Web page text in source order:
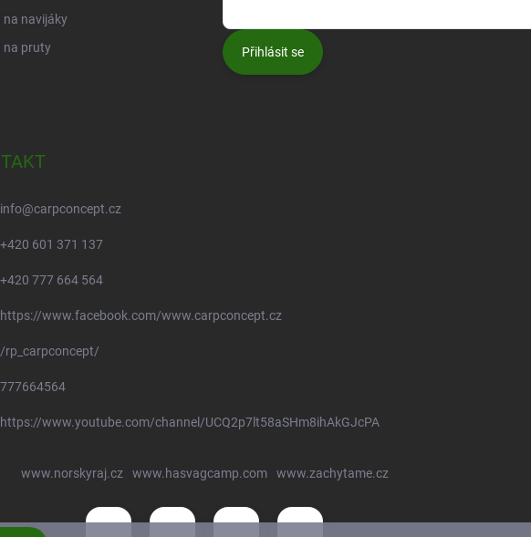
na navijáky
na pruty
Přihlásit se
info@carpconcept.cz
+420 601 371 137
+420 777 664 564
https://www.facebook.com/www.carpconcept.cz
/rp_carpconcept/
777664564
https://www.youtube.com/channel/UCQ2p7lt58aSHm8ihAkGJcPA
www.norskyraj.cz www.hasvagcamp.com www.zachytame.cz